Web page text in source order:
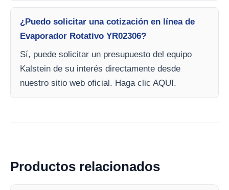
¿Puedo solicitar una cotización en línea de
Evaporador Rotativo YR02306?
Sí, puede solicitar un presupuesto del equipo
Kalstein de su interés directamente desde
nuestro sitio web oficial. Haga clic AQUI.
Productos relacionados